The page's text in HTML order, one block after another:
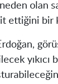
neden olan
ettiğini bir